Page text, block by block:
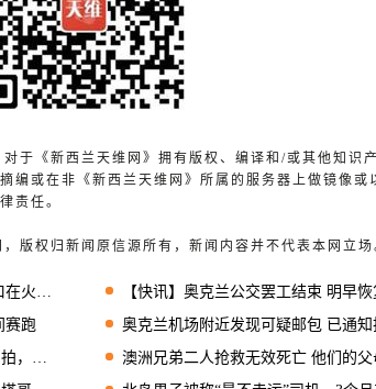
于《新西兰天维网》拥有版权、编译和/或其他知识
编或在非《新西兰天维网》所属的服务器上做镜像或
责任。
版权归新闻原信源所有，新闻内容并不代表本网立
两失联
【快讯】奥克兰公交罢工结束 明早恢复
赛跑
奥克兰机场附近发现可疑邮包 已通知拆弹
发
澳洲兄弟二人抢救无效死亡 他们的父母仍然